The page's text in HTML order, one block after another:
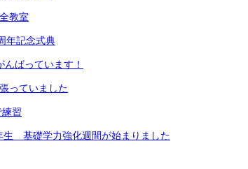
教室
年記念式典
ばっています！
っていました
習
基礎学力強化週間が始まりました